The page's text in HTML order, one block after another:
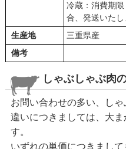
冷蔵：消費期
合、発送いたし
生産地
三重県産
備考
しゃぶしゃぶ肉
お問い合わせの多い、し
違いにつきましては、大
す。
いずれの単価につきまし